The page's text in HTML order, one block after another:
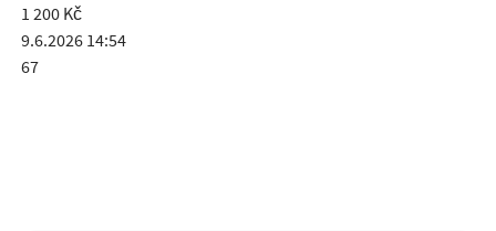
1 200 Kč
9.6.2026 14:54
67